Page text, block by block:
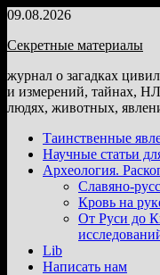
Перейти
содержимому
09.08.2026
Секретные материалы
журнал о загадках
и измерений, тайнах,
людях, животных,
Таинственные
Научные статьи
Археология.
Славяно-
Кровь на
От Руси до
Lib
Написать нам